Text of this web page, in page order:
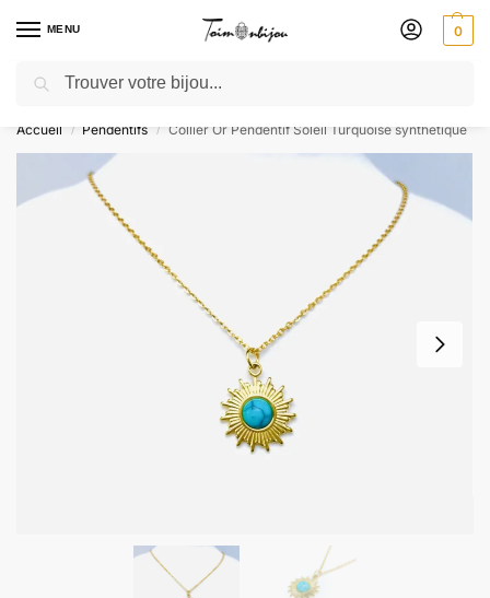
MENU 0
🎁 SOLDES SOLDES : jusqu’à -30 % ! GRAVURE OFFERTE – Livré 48h
Accueil / Pendentifs / Collier Or Pendentif Soleil Turquoise synthétique